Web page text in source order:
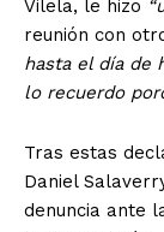
Vilela, le hizo
reunión con
hasta el día de
lo recuerdo
Tras estas
Daniel
denuncia ante